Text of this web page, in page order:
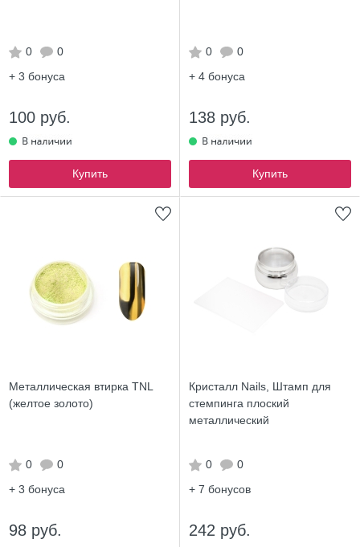
0
0
+ 3 бонуса
100 руб.
Купить
0
0
+ 4 бонуса
138 руб.
Купить
Металлическая втирка TNL
(желтое золото)
0
0
+ 3 бонуса
98 руб.
Кристалл Nails, Штамп для
стемпинга плоский
металлический
0
0
+ 7 бонусов
242 руб.